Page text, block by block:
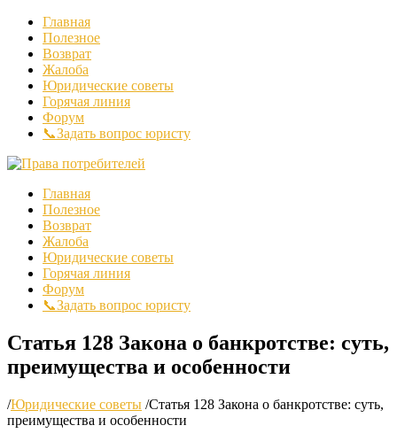
Главная
Полезное
Возврат
Жалоба
Юридические советы
Горячая линия
Форум
📞Задать вопрос юристу
Главная
Полезное
Возврат
Жалоба
Юридические советы
Горячая линия
Форум
📞Задать вопрос юристу
Статья 128 Закона о банкротстве: суть,
преимущества и особенности
/Юридические советы /Статья 128 Закона о банкротстве: суть,
преимущества и особенности